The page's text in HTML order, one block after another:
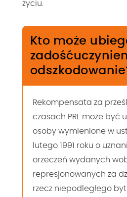
życiu.
Kto może
Rekompensata za
czasach PRL może być
osoby wymienione w
lutego 1991 roku o
orzeczeń wydanych
represjonowanych za
rzecz niepodległego